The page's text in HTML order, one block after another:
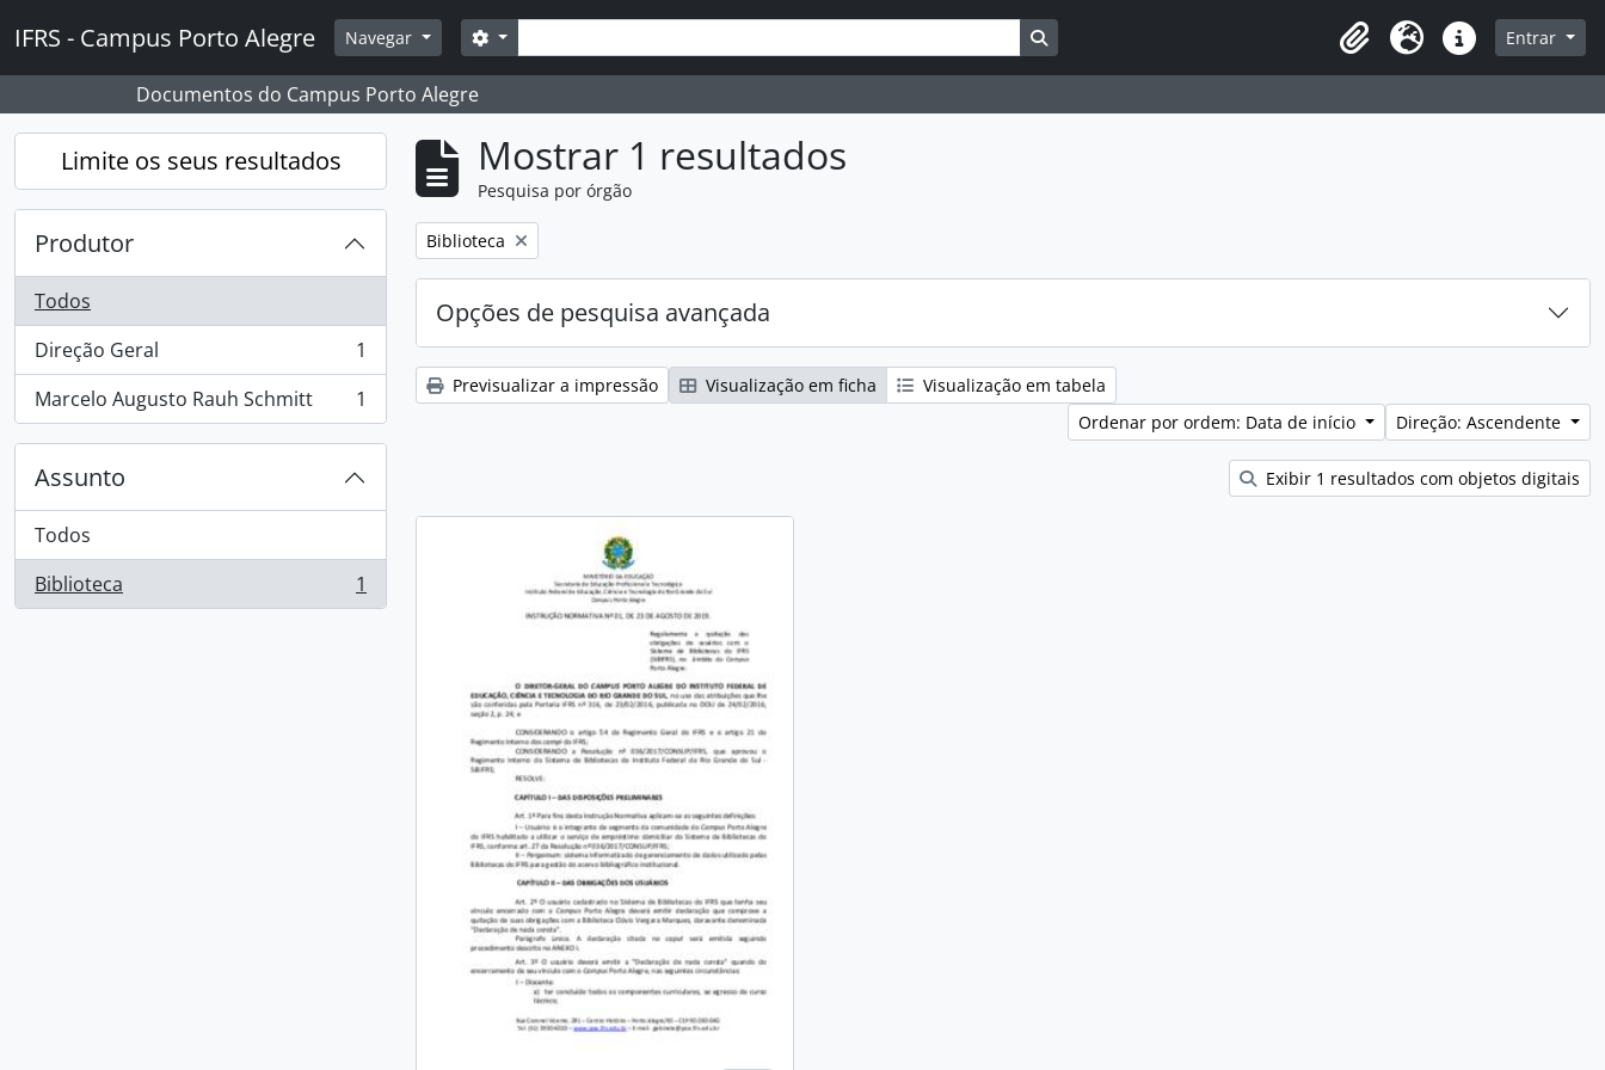
IFRS - Campus Porto Alegre Navegar Pesquisar
Opções de busca Busque na página de navegação
Idioma Ligações rápidas
Entrar
Documentos do Campus Porto Alegre
Limite os seus resultados
Produtor
Todos
Direção Geral
, 1 resultados
1
Marcelo Augusto Rauh Schmitt
, 1 resultados 1
Assunto
Todos
Biblioteca
, 1 resultados 1
Mostrar 1 resultados
Pesquisa por órgão
Remover filtro:
Biblioteca
Opções de pesquisa avançada
Previsualizar a impressão Visualização em ficha
Visualização em tabela
Ordenar por ordem: Data de início
Direção: Ascendente
Exibir 1 resultados com objetos digitais